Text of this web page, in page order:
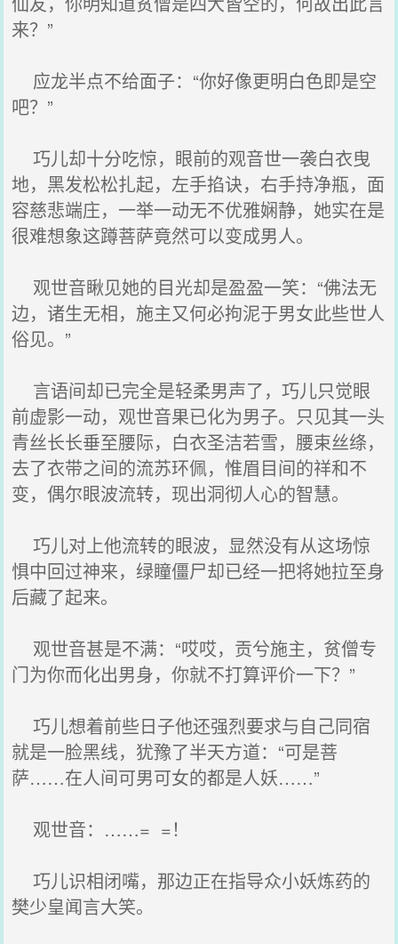
来？”
应龙半点不给面子：“你好像更明白色即是空
吧？”
巧儿却十分吃惊，眼前的观音世一袭白衣曳
地，黑发松松扎起，左手掐诀，右手持净瓶，面
容慈悲端庄，一举一动无不优雅娴静，她实在是
很难想象这蹲菩萨竟然可以变成男人。
观世音瞅见她的目光却是盈盈一笑：“佛法无
边，诸生无相，施主又何必拘泥于男女此些世人
俗见。”
言语间却已完全是轻柔男声了，巧儿只觉眼
前虚影一动，观世音果已化为男子。只见其一头
青丝长长垂至腰际，白衣圣洁若雪，腰束丝绦，
去了衣带之间的流苏环佩，惟眉目间的祥和不
变，偶尔眼波流转，现出洞彻人心的智慧。
巧儿对上他流转的眼波，显然没有从这场惊
惧中回过神来，绿瞳僵尸却已经一把将她拉至身
后藏了起来。
观世音甚是不满：“哎哎，贡兮施主，贫僧专
门为你而化出男身，你就不打算评价一下？”
巧儿想着前些日子他还强烈要求与自己同宿
就是一脸黑线，犹豫了半天方道：“可是菩
萨……在人间可男可女的都是人妖……”
观世音：……= =！
巧儿识相闭嘴，那边正在指导众小妖炼药的
樊少皇闻言大笑。